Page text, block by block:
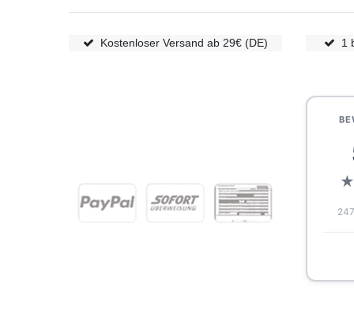
Kostenloser Versand ab 29€ (DE) 1
★